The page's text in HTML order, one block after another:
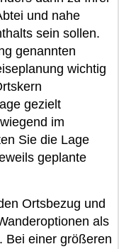
und nahe
sein sollen.
genannten
wichtig
gezielt
im
Sie die Lage
geplante
Ortsbezug und
als
Bei einer größeren